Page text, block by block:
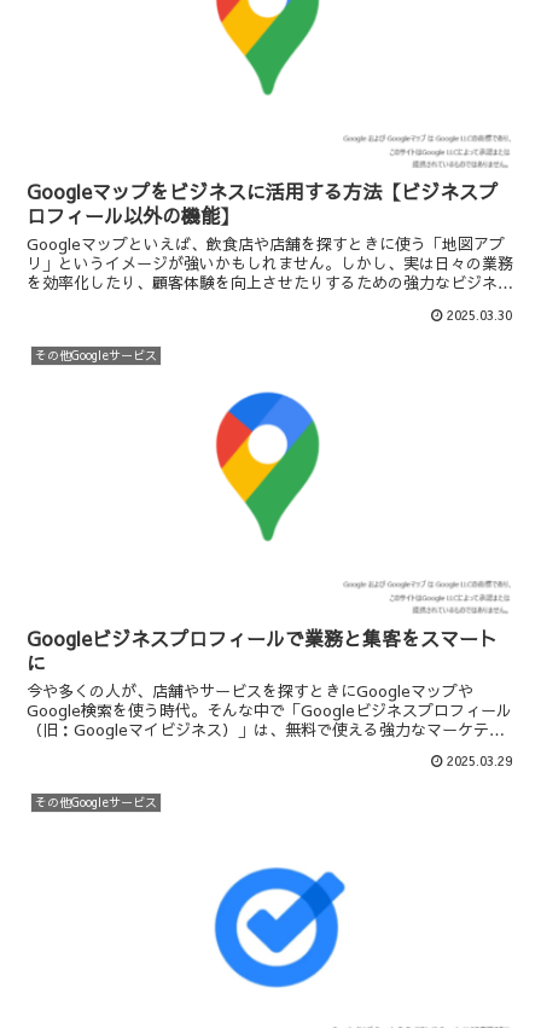
Googleマップをビジネスに活用する方法【ビジネスプ
ロフィール以外の機能】
Googleマップといえば、飲食店や店舗を探すときに使う「地図アプ
リ」というイメージが強いかもしれません。しかし、実は日々の業務
を効率化したり、顧客体験を向上させたりするための強力なビジネス
2025.03.30
その他Googleサービス
Googleビジネスプロフィールで業務と集客をスマート
に
今や多くの人が、店舗やサービスを探すときにGoogleマップや
Google検索を使う時代。そんな中で「Googleビジネスプロフィール
（旧：Googleマイビジネス）」は、無料で使える強力なマーケティ
2025.03.29
その他Googleサービス